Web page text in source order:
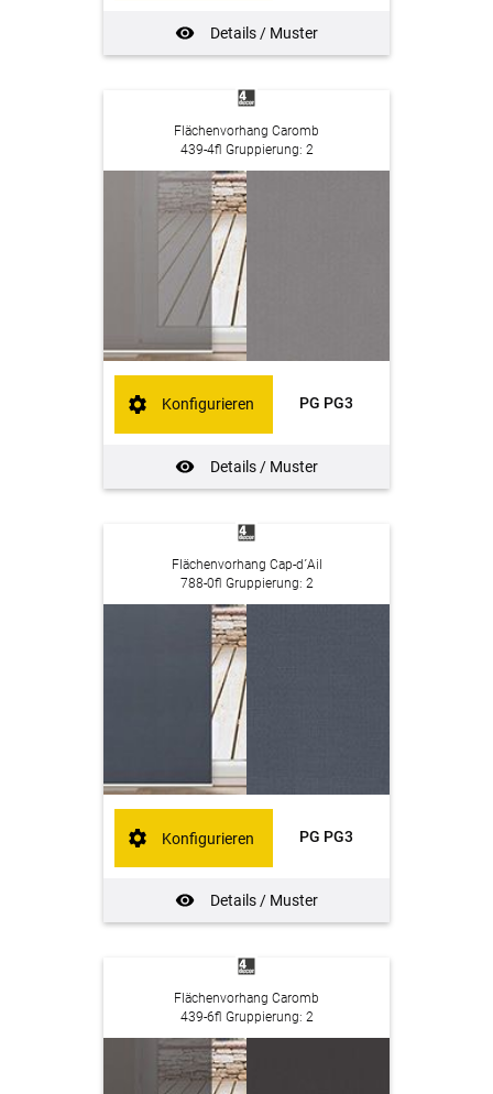
Details / Muster
Flächenvorhang Caromb
439-4fl Gruppierung: 2
PG PG3
Details / Muster
Konfigurieren
Flächenvorhang Cap-d´Ail
788-0fl Gruppierung: 2
PG PG3
Details / Muster
Konfigurieren
Flächenvorhang Caromb
439-6fl Gruppierung: 2